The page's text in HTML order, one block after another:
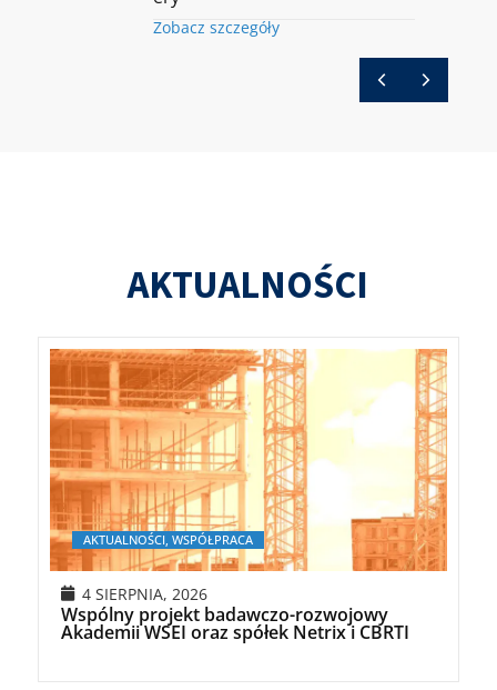
Zobacz szczegóły
AKTUALNOŚCI
AKTUALNOŚCI, WSPÓŁPRACA
4 SIERPNIA, 2026
Wspólny projekt badawczo-rozwojowy
Akademii WSEI oraz spółek Netrix i CBRTI